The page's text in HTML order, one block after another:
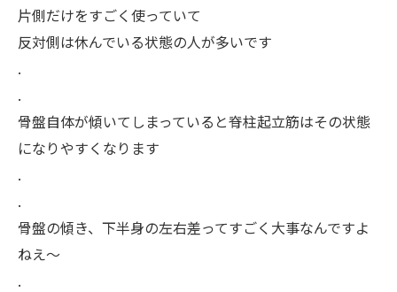
片側だけをすごく使っていて
反対側は休んでいる状態の人が多いです
.
.
骨盤自体が傾いてしまっていると脊柱起立筋はその状態
になりやすくなります
.
.
骨盤の傾き、下半身の左右差ってすごく大事なんですよ
ねえ〜
.